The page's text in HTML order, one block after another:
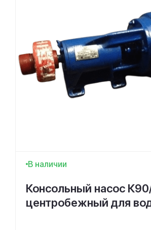
В наличии
Консольный насос
центробежный для